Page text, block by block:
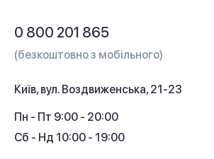
Кешбек
0 800 201 865
(безкоштовно з мобільного)
Київ, вул. Воздвиженська, 21-23
Пн - Пт 9:00 - 20:00
Сб - Нд 10:00 - 19:00